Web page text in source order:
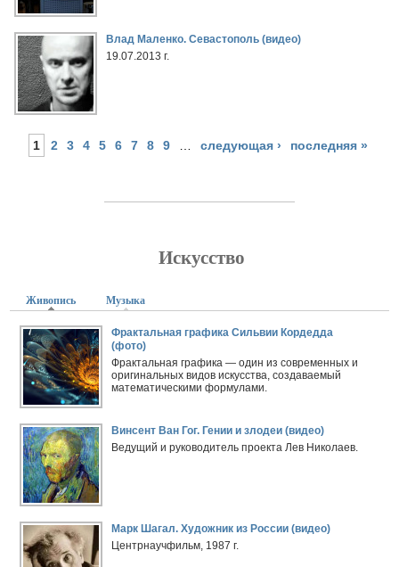
Влад Маленко. Севастополь (видео)
19.07.2013 г.
1 2 3 4 5 6 7 8 9 следующая › последняя »
Искусство
Живопись (активная вкладка)
Музыка
Фрактальная графика Сильвии Кордедда
(фото)
Фрактальная графика — один из современных и
оригинальных видов искусства, создаваемый
математическими формулами.
Винсент Ван Гог. Гении и злодеи (видео)
Ведущий и руководитель проекта Лев Николаев.
Марк Шагал. Художник из России (видео)
Центрнаучфильм, 1987 г.